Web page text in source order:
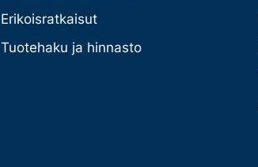
Erikoisratkaisut
Tuotehaku ja hinnasto